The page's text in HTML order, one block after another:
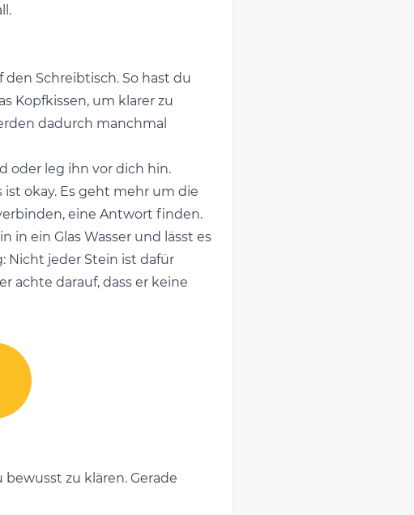
Schreibtisch. So hast du
Kopfkissen, um klarer zu
dadurch manchmal
oder leg ihn vor dich hin.
ist okay. Es geht mehr um die
eine Antwort finden.
in ein Glas Wasser und lässt es
Nicht jeder Stein ist dafür
achte darauf, dass er keine
zu klären. Gerade